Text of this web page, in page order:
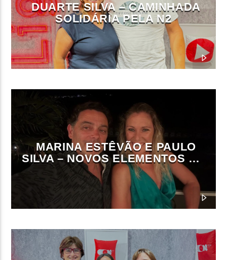
DUARTE SILVA – CAMINHADA
SOLIDÁRIA PELA N2
MARINA ESTÊVÃO E PAULO
SILVA – NOVOS ELEMENTOS DA
DIREÇÃO DA ON FM